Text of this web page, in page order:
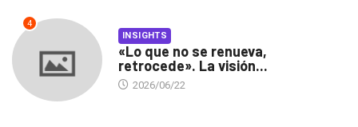
4
INSIGHTS
«Lo que no se renueva,
retrocede». La visión...
2026/06/22